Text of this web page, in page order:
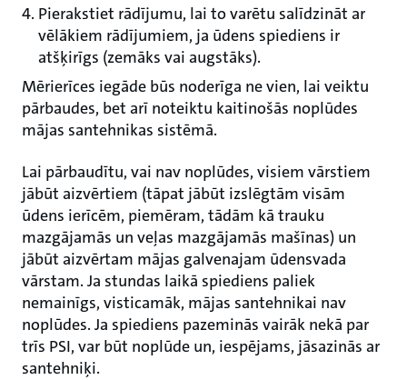
Pierakstiet rādījumu, lai to varētu salīdzināt ar
vēlākiem rādījumiem, ja ūdens spiediens ir
atšķirīgs (zemāks vai augstāks).
Mērierīces iegāde būs noderīga ne vien, lai veiktu
pārbaudes, bet arī noteiktu kaitinošās noplūdes
mājas santehnikas sistēmā.
Lai pārbaudītu, vai nav noplūdes, visiem vārstiem
jābūt aizvērtiem (tāpat jābūt izslēgtām visām
ūdens ierīcēm, piemēram, tādām kā trauku
mazgājamās un veļas mazgājamās mašīnas) un
jābūt aizvērtam mājas galvenajam ūdensvada
vārstam. Ja stundas laikā spiediens paliek
nemainīgs, visticamāk, mājas santehnikai nav
noplūdes. Ja spiediens pazeminās vairāk nekā par
trīs PSI, var būt noplūde un, iespējams, jāsazinās ar
santehniķi.